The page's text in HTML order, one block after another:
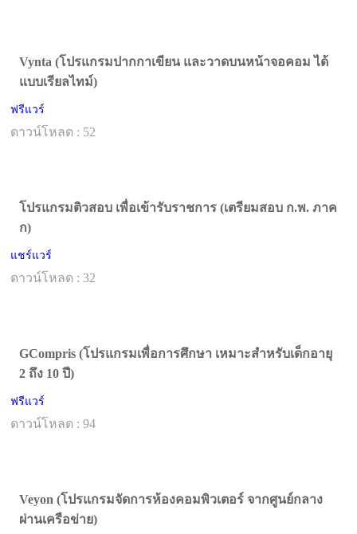
Vynta (โปรแกรมปากกาเขียน และวาดบนหน้าจอคอม ได้
แบบเรียลไทม์)
ฟรีแวร์
ดาวน์โหลด : 52
โปรแกรมติวสอบ เพื่อเข้ารับราชการ (เตรียมสอบ ก.พ. ภาค
ก)
แชร์แวร์
ดาวน์โหลด : 32
GCompris (โปรแกรมเพื่อการศึกษา เหมาะสำหรับเด็กอายุ
2 ถึง 10 ปี)
ฟรีแวร์
ดาวน์โหลด : 94
Veyon (โปรแกรมจัดการห้องคอมพิวเตอร์ จากศูนย์กลาง
ผ่านเครือข่าย)